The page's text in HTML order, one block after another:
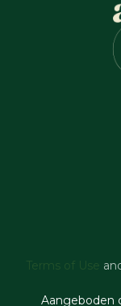
Terms of Use
Aangeboden